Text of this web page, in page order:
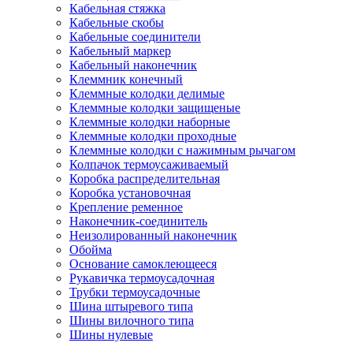
Кабельная стяжка
Кабельные скобы
Кабельные соединители
Кабельный маркер
Кабельный наконечник
Клеммник конечный
Клеммные колодки делимые
Клеммные колодки защищеные
Клеммные колодки наборные
Клеммные колодки проходные
Клеммные колодки с нажимным рычагом
Колпачок термоусаживаемый
Коробка распределительная
Коробка установочная
Крепление ременное
Наконечник-соединитель
Неизолированный наконечник
Обойма
Основание самоклеющееся
Рукавичка термоусадочная
Трубки термоусадочные
Шина штыревого типа
Шины вилочного типа
Шины нулевые